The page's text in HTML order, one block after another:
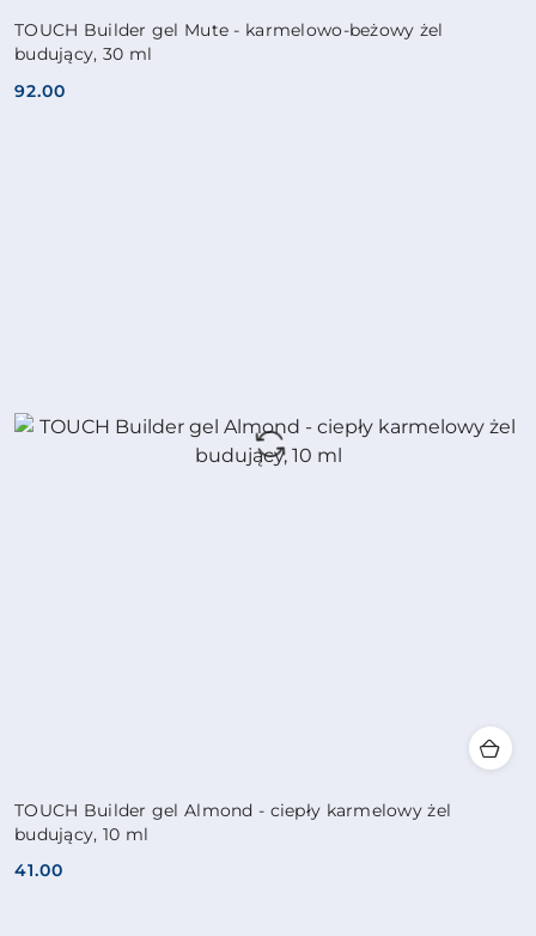
TOUCH Builder gel Mute - karmelowo-beżowy żel
budujący, 30 ml
Cena:
92.00
TOUCH Builder gel Almond - ciepły karmelowy żel
budujący, 10 ml
Cena:
41.00